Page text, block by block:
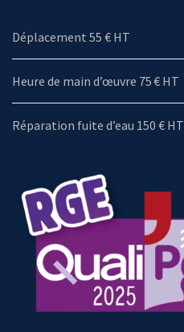
Déplacement 55 € HT
Heure de main d’œuvre 75 € HT
Réparation fuite d’eau 150 € HT